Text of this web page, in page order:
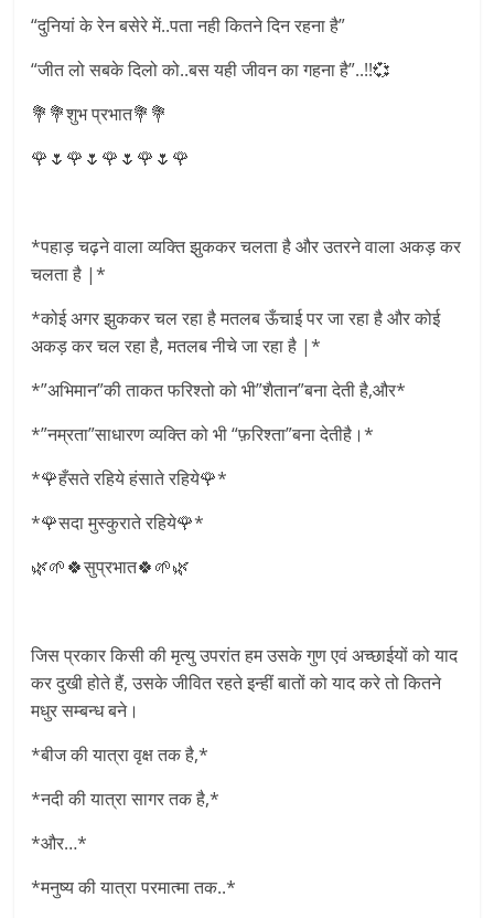
“दुनियां के रेन बसेरे में..पता नही कितने दिन रहना है”
“जीत लो सबके दिलो को..बस यही जीवन का गहना है”..!!💞
💐💐शुभ प्रभात💐💐
🌹🌷🌹🌷🌹🌷🌹🌷🌹
*पहाड़ चढ़ने वाला व्यक्ति झुककर चलता है और उतरने वाला अकड़ कर
चलता है |*
*कोई अगर झुककर चल रहा है मतलब ऊँचाई पर जा रहा है और कोई
अकड़ कर चल रहा है, मतलब नीचे जा रहा है |*
*”अभिमान”की ताकत फरिश्तो को भी”शैतान”बना देती है,और*
*”नम्रता”साधारण व्यक्ति को भी “फ़रिश्ता”बना देतीहै।*
*🌹हँसते रहिये हंसाते रहिये🌹*
*🌹सदा मुस्कुराते रहिये🌹*
🌿🌱🍀सुप्रभात🍀🌱🌿
जिस प्रकार किसी की मृत्यु उपरांत हम उसके गुण एवं अच्छाईयों को याद
कर दुखी होते हैं, उसके जीवित रहते इन्हीं बातों को याद करे तो कितने
मधुर सम्बन्ध बने।
*बीज की यात्रा वृक्ष तक है,*
*नदी की यात्रा सागर तक है,*
*और…*
*मनुष्य की यात्रा परमात्मा तक..*